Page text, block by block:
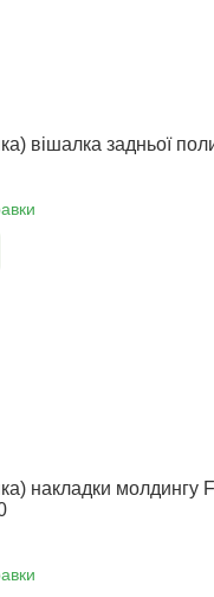
вішалка задньої
накладки